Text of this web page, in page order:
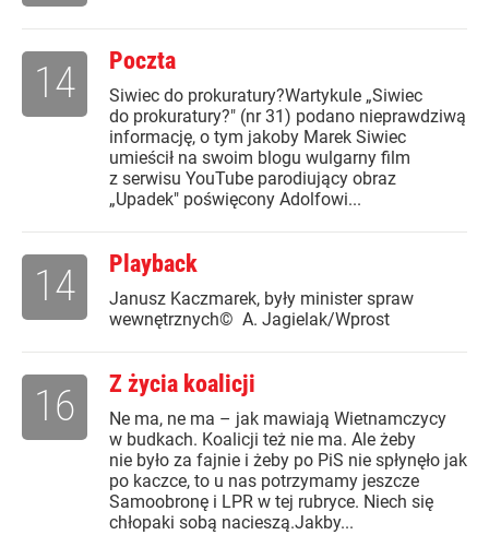
Poczta
Siwiec do prokuratury?Wartykule „Siwiec
do prokuratury?" (nr 31) podano nieprawdziwą
informację, o tym jakoby Marek Siwiec
umieścił na swoim blogu wulgarny film
z serwisu YouTube parodiujący obraz
„Upadek" poświęcony Adolfowi...
14
Playback
Janusz Kaczmarek, były minister spraw
wewnętrznych© A. Jagielak/Wprost
14
Z życia koalicji
Ne ma, ne ma – jak mawiają Wietnamczycy
w budkach. Koalicji też nie ma. Ale żeby
nie było za fajnie i żeby po PiS nie spłynęło jak
po kaczce, to u nas potrzymamy jeszcze
Samoobronę i LPR w tej rubryce. Niech się
chłopaki sobą nacieszą.Jakby...
16